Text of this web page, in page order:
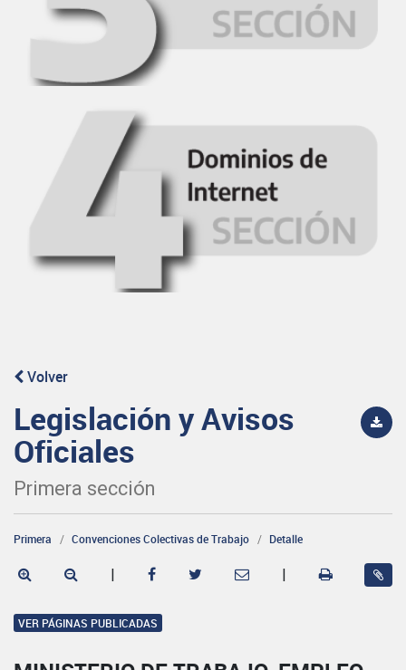
Volver
Legislación y Avisos
Oficiales
Primera sección
Primera Convenciones Colectivas de Trabajo Detalle
| |
VER PÁGINAS PUBLICADAS